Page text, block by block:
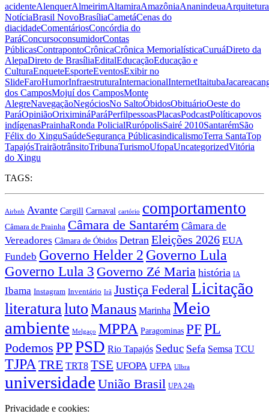
acidenteAlenquerAlmeirimAltamiraAmazôniaAnanindeuaArquitetura
NotíciaBrasil NovoBrasíliaCametáCenas do
diacidadeComentáriosConcórdia do
ParáConcursoconsumidorContas
PúblicasContrapontoCrônicaCrônica MemorialísticaCuruáDireto da
AlepaDireto de BrasíliaEditalEducaçãoEducação e
CulturaEnqueteEsporteEventosExibir no
SlideFaroHumorInfraestruturaInternacionalInternetItaituba
dos CamposMojuí dos CamposMonte
AlegreNavegaçãoNegóciosNo SaltoÓbidosObituárioOeste do
ParáOpiniãoOriximináParáPerfilpessoasPlacasPodcastPolíticapovos
indígenasPrainhaRonda PolicialRurópolisSairé 2010SantarémSão
Félix do XinguSaúdeSegurança PúblicasindicalismoTerra SantaTop
TapajósTrairãotrânsitoTribunaTurismoUfopaUncategorizedVitória
do Xingu
TAGS:
Airbnb Avante Cargill Carnaval cartório comportamento
Câmara de Prainha Câmara de Santarém Câmara de
Vereadores Câmara de Óbidos Detran Eleições 2026 EUA
Fundeb Governo Helder 2 Governo Lula
Governo Lula 3 Governo Zé Maria história IA
Ibama Instagram Inventário Irã Justiça Federal Licitação
literatura lutoManaus Marinha Meio
ambiente Melgaço MPPA Paragominas PFPL
Podemos PPPSD Rio Tapajós Seduc Sefa Semsa TCU
TJPA TRE TRT8 TSE UFOPA UFPA Ulbra
universidade União Brasil UPA 24h
Privacidade e cookies: